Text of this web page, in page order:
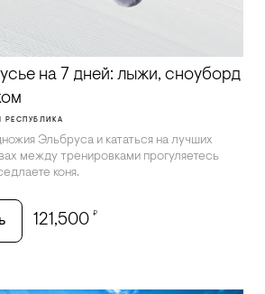
на 7 дней: лыжи, сноуборд
РЕСПУБЛИКА
Эльбруса и кататься на лучших
между тренировками прогуляетесь
коня.
121,500 ₽